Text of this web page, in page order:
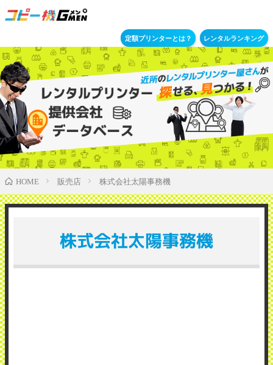
定額プリンターとは？ レンタルランキング
HOME 販売店 株式会社太陽事務機
株式会社太陽事務機